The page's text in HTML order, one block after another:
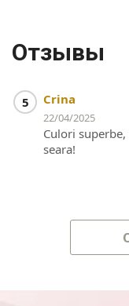
Отзывы
5 Crina
22/04/2025
Culori
seara!